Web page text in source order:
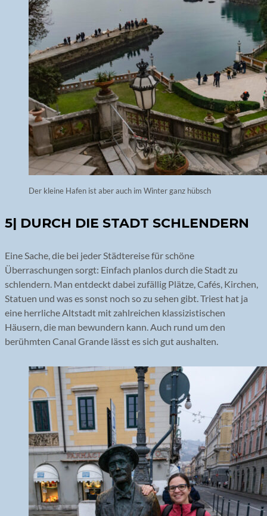
Der kleine Hafen ist aber auch im Winter ganz hübsch
5| DURCH DIE STADT SCHLENDERN
Eine Sache, die bei jeder Städtereise für schöne
Überraschungen sorgt: Einfach planlos durch die Stadt zu
schlendern. Man entdeckt dabei zufällig Plätze, Cafés, Kirchen,
Statuen und was es sonst noch so zu sehen gibt. Triest hat ja
eine herrliche Altstadt mit zahlreichen klassizistischen
Häusern, die man bewundern kann. Auch rund um den
berühmten Canal Grande lässt es sich gut aushalten.